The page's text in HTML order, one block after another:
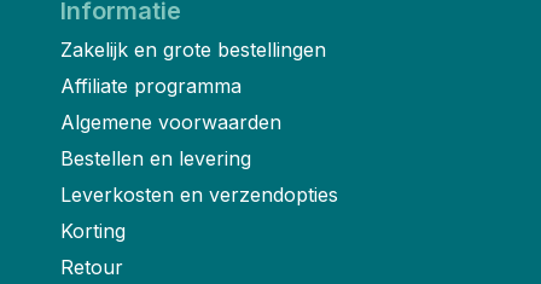
Informatie
Zakelijk en grote bestellingen
Affiliate programma
Algemene voorwaarden
Bestellen en levering
Leverkosten en verzendopties
Korting
Retour